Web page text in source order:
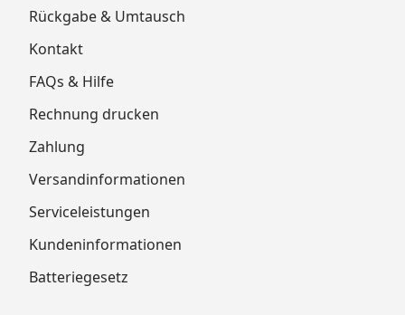
Rückgabe & Umtausch
Kontakt
FAQs & Hilfe
Rechnung drucken
Zahlung
Versandinformationen
Serviceleistungen
Kundeninformationen
Batteriegesetz